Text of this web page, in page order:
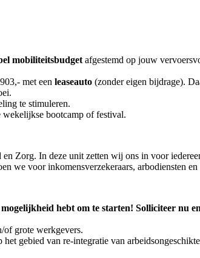
mobiliteitsbudget afgestemd op jouw
met een leaseauto (zonder eigen bijdrage).
te stimuleren.
wekelijkse bootcamp of festival.
Zorg. In deze unit zetten wij ons in voor
we voor inkomensverzekeraars, arbodiensten
hebt om te starten! Solliciteer
of grote werkgevers.
gebied van re-integratie van